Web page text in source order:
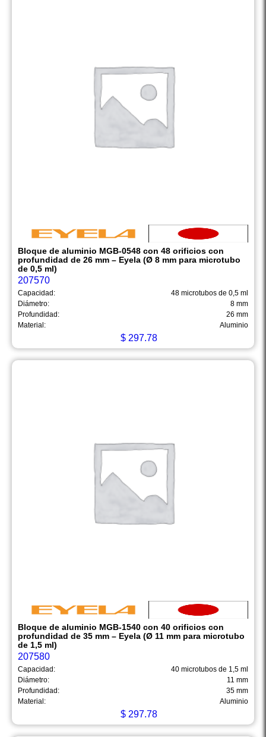
Bloque de aluminio MGB-0548 con 48 orificios con
profundidad de 26 mm – Eyela (Ø 8 mm para microtubo
de 0,5 ml)
207570
Capacidad:
48 microtubos de 0,5 ml
Diámetro:
8 mm
Profundidad:
26 mm
Material:
Aluminio
$ 297.78
Bloque de aluminio MGB-1540 con 40 orificios con
profundidad de 35 mm – Eyela (Ø 11 mm para microtubo
de 1,5 ml)
207580
Capacidad:
40 microtubos de 1,5 ml
Diámetro:
11 mm
Profundidad:
35 mm
Material:
Aluminio
$ 297.78